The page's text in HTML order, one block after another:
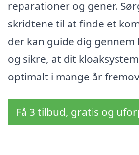
reparationer og gener.
skridtene til at finde et
der kan guide dig gennem
og sikre, at dit
optimalt i mange år
Få 3 tilbud, gratis og